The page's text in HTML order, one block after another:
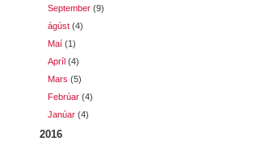
September (9)
ágúst (4)
Maí (1)
Apríl (4)
Mars (5)
Febrúar (4)
Janúar (4)
2016